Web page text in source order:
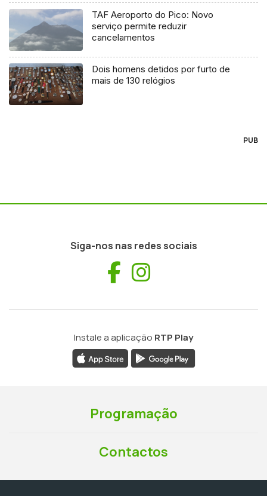
TAF Aeroporto do Pico: Novo
serviço permite reduzir
cancelamentos
Dois homens detidos por furto de
mais de 130 relógios
PUB
Siga-nos nas redes sociais
Facebook
Instale a aplicação RTP Play
Programação
Contactos